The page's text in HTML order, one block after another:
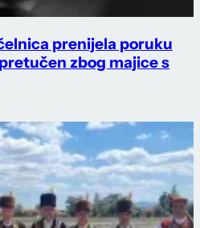
prenijela poruku
zbog majice s